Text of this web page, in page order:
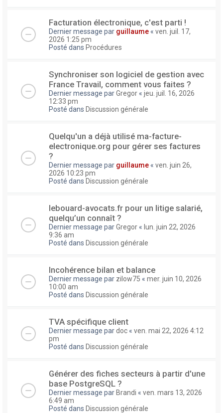
Facturation électronique, c'est parti !
Dernier message par guillaume « ven. juil. 17,
2026 1:25 pm
Posté dans Procédures
Synchroniser son logiciel de gestion avec
France Travail, comment vous faites ?
Dernier message parGregor « jeu. juil. 16, 2026
12:33 pm
Posté dans Discussion générale
Quelqu'un a déjà utilisé ma-facture-
electronique.org pour gérer ses factures
?
Dernier message par guillaume « ven. juin 26,
2026 10:23 pm
Posté dans Discussion générale
lebouard-avocats.fr pour un litige salarié,
quelqu’un connaît ?
Dernier message parGregor « lun. juin 22, 2026
9:36 am
Posté dans Discussion générale
Incohérence bilan et balance
Dernier message par zilow75 « mer. juin 10, 2026
10:00 am
Posté dans Discussion générale
TVA spécifique client
Dernier message pardoc « ven. mai 22, 2026 4:12
pm
Posté dans Discussion générale
Générer des fiches secteurs à partir d'une
base PostgreSQL ?
Dernier message par Brandi « ven. mars 13, 2026
6:49 am
Posté dans Discussion générale